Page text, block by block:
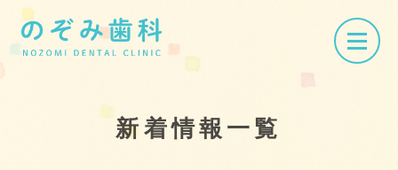
新着情報一覧